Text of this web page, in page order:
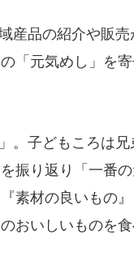
産品の紹介や販売
「元気めし」を
。子どもころは兄
振り返り「一番
素材の良いもの
おいしいものを